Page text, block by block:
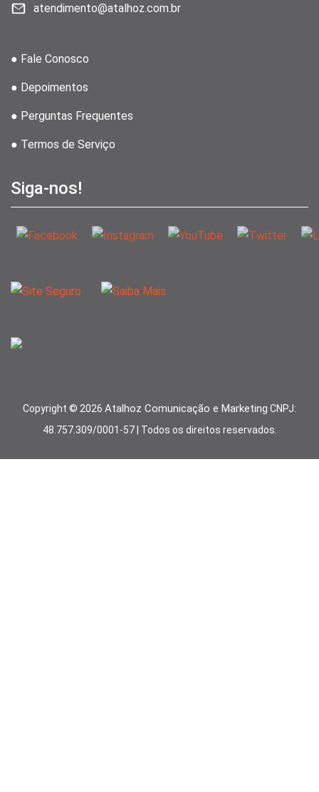
atendimento@atalhoz.com.br
● Fale Conosco
● Depoimentos
● Perguntas Frequentes
● Termos de Serviço
Siga-nos!
Copyright © 2026 Atalhoz Comunicação e Marketing CNPJ:
48.757.309/0001-57 | Todos os direitos reservados.